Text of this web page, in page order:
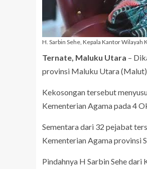
H. Sarbin Sehe, Kepala Kantor
Ternate, Maluku Utara –
provinsi Maluku Utara (Malut)
Kekosongan tersebut
Kementerian Agama pada 4
Sementara dari 32 pejabat
Kementerian Agama provinsi
Pindahnya H Sarbin Sehe